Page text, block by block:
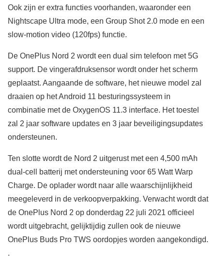
Ook zijn er extra functies voorhanden, waaronder een
Nightscape Ultra mode, een Group Shot 2.0 mode en een
slow-motion video (120fps) functie.
De OnePlus Nord 2 wordt een dual sim telefoon met 5G
support. De vingerafdruksensor wordt onder het scherm
geplaatst. Aangaande de software, het nieuwe model zal
draaien op het Android 11 besturingssysteem in
combinatie met de OxygenOS 11.3 interface. Het toestel
zal 2 jaar software updates en 3 jaar beveiligingsupdates
ondersteunen.
Ten slotte wordt de Nord 2 uitgerust met een 4,500 mAh
dual-cell batterij met ondersteuning voor 65 Watt Warp
Charge. De oplader wordt naar alle waarschijnlijkheid
meegeleverd in de verkoopverpakking. Verwacht wordt dat
de OnePlus Nord 2 op donderdag 22 juli 2021 officieel
wordt uitgebracht, gelijktijdig zullen ook de nieuwe
OnePlus Buds Pro TWS oordopjes worden aangekondigd.
.